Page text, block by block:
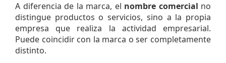
A diferencia de la marca, el nombre comercial no
distingue productos o servicios, sino a la propia
empresa que realiza la actividad empresarial.
Puede coincidir con la marca o ser completamente
distinto.